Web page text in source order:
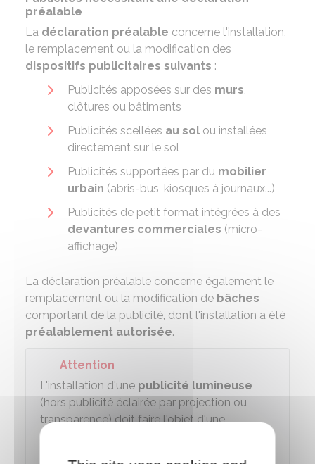
préalable
La déclaration préalable concerne l'installation,
le remplacement ou la modification des
dispositifs publicitaires suivants :
Publicités apposées sur des murs,
clôtures ou bâtiments
Publicités scellées au sol ou installées
directement sur le sol
Publicités supportées par du mobilier
urbain (abris-bus, kiosques à journaux...)
Publicités de petit format intégrées à des
devantures commerciales (micro-
affichage)
La déclaration préalable concerne également le
remplacement ou la modification de bâches
comportant de la publicité, dont l'installation a été
préalablement autorisée.
Attention
L'installation d'une publicité lumineuse
(hors publicité éclairée par projection ou
transparence) doit faire l'objet d'une
autorisation préalable